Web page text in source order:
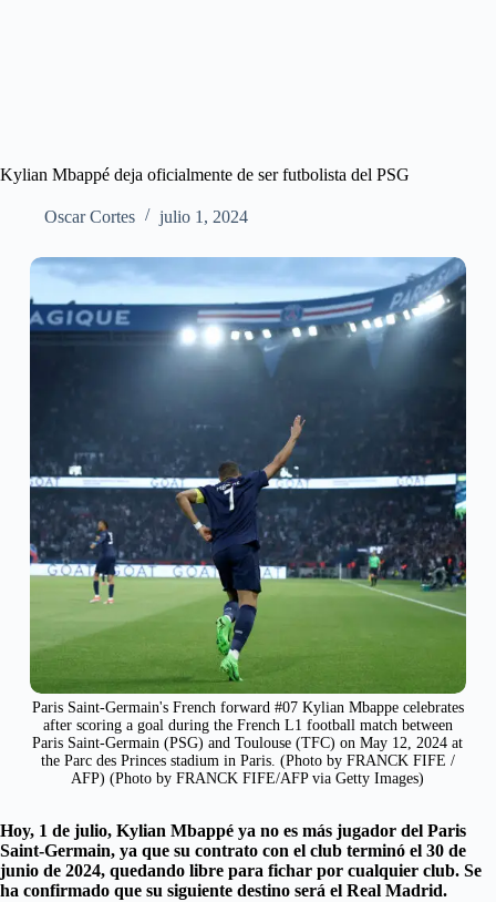
Kylian Mbappé deja oficialmente de ser futbolista del PSG
Oscar Cortes julio 1, 2024
Paris Saint-Germain's French forward #07 Kylian Mbappe celebrates
after scoring a goal during the French L1 football match between
Paris Saint-Germain (PSG) and Toulouse (TFC) on May 12, 2024 at
the Parc des Princes stadium in Paris. (Photo by FRANCK FIFE /
AFP) (Photo by FRANCK FIFE/AFP via Getty Images)
Hoy, 1 de julio, Kylian Mbappé ya no es más jugador del Paris
Saint-Germain, ya que su contrato con el club terminó el 30 de
junio de 2024, quedando libre para fichar por cualquier club. Se
ha confirmado que su siguiente destino será el Real Madrid.